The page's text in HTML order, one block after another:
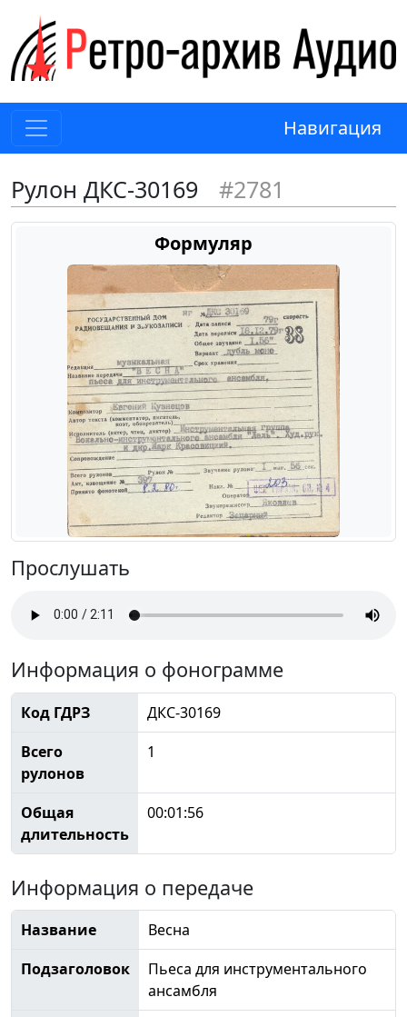
Навигация
Рулон ДКС-30169 #2781
Формуляр
Прослушать
Информация о фонограмме
Код ГДРЗ
ДКС-30169
Всего
рулонов
1
Общая
длительность
00:01:56
Информация о передаче
Название
Весна
Подзаголовок
Пьеса для инструментального
ансамбля